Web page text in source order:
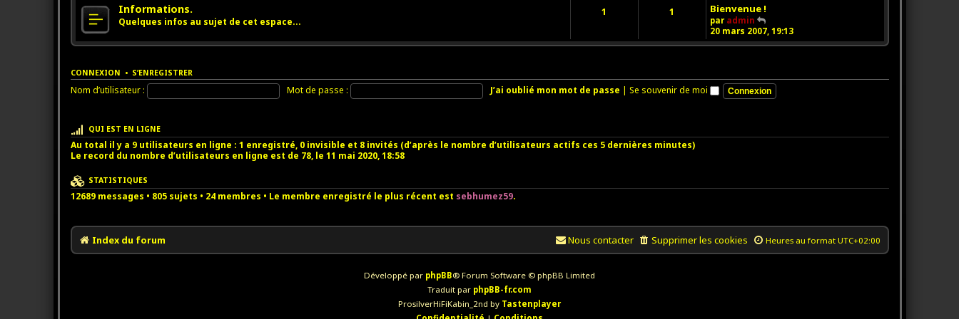
r
n
m
e
g
Informations.
Quelques infos au sujet de cet espace...
1 1 Bienvenue !
par admin
o
i
d
e
e
s
20 mars 2007, 19:13
CONNEXION • S’ENREGISTRER
Nom d’utilisateur : Mot de passe : J’ai oublié mon mot de passe | Se souvenir de moi
QUI EST EN LIGNE
Au total il y a 9utilisateurs en ligne : 1 enregistré, 0 invisible et 8 invités (d’après le nombre d’utilisateurs actifs ces 5 dernières minutes)
Le record du nombre d’utilisateurs en ligne est de 78, le 11 mai 2020, 18:58
STATISTIQUES
12689messages • 805sujets • 24membres • Le membre enregistré le plus récent est sebhumez59.
Index du forum Heures au format UTC+02:00
Supprimer les cookies
Nous contacter
Développé par phpBB® Forum Software © phpBB Limited
Traduit par phpBB-fr.com
ProsilverHiFiKabin_2nd by Tastenplayer